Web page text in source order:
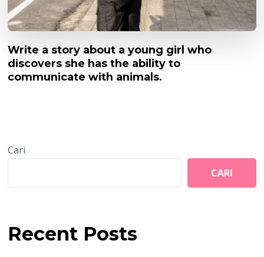
Write a story about a young girl who
discovers she has the ability to
communicate with animals.
Cari
CARI
Recent Posts